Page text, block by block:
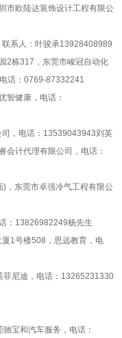
市欧陆达装饰设计工程有限公
系人：叶骏承13928408989
2栋317，东莞市峻冠自动化
话：0769-87332241
智健康，电话：
，电话：13539043943刘英
会计代理有限公司，电话：
，东莞市卓强冷气工程有限公
：13826982249杨先生
1号楼508，思远教育，电
菲尼迪，电话：13265231330
宝和汽车服务，电话：